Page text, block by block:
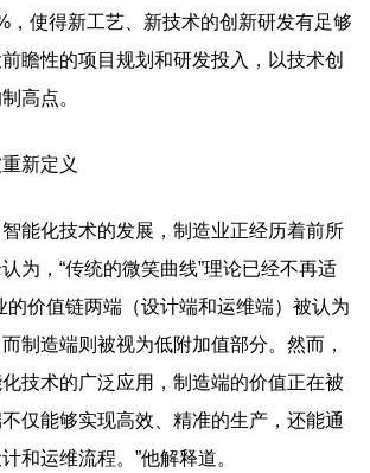
，使得新工艺、新技术的创新研发有足够
瞻性的项目规划和研发投入，以技术创
高点。
新定义
化技术的发展，制造业正经历着前所
为，“传统的微笑曲线”理论已经不再适
的价值链两端（设计端和运维端）被认为
制造端则被视为低附加值部分。然而，
技术的广泛应用，制造端的价值正在被
仅能够实现高效、精准的生产，还能通
和运维流程。”他解释道。